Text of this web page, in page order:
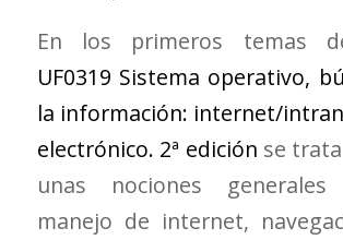
En los primeros temas
UF0319 Sistema operativo,
la información: internet/
electrónico. 2ª edición se
unas nociones
manejo de internet,